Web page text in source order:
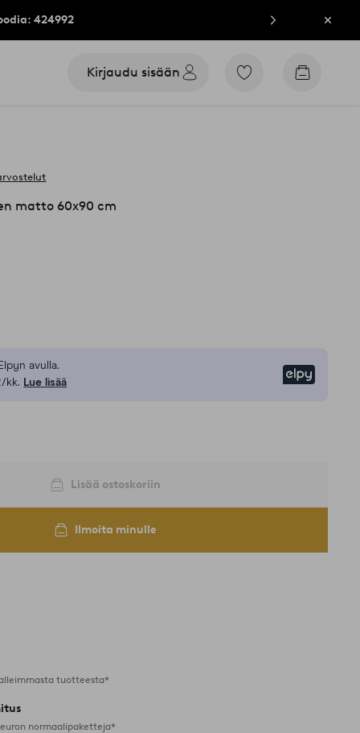
424992 Sulje
Kirjaudu sisään
Siirry
Siirry
matto 60x90 cm
avulla.
kk. Lue lisää
Lisää ostoskoriin
Ilmoita minulle
tuotteesta*
normaalipaketteja*